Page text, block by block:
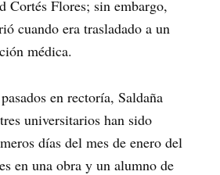
Cortés Flores; sin embargo,
cuando era trasladado a un
médica.
en rectoría, Saldaña
universitarios han sido
días del mes de enero del
en una obra y un alumno de